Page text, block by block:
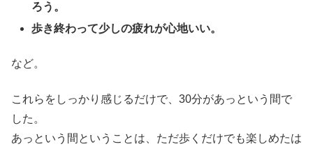
ろう。
歩き終わって少しの疲れが心地いい。
など。
これらをしっかり感じるだけで、30分があっという間で
した。
あっという間ということは、ただ歩くだけでも楽しめたは